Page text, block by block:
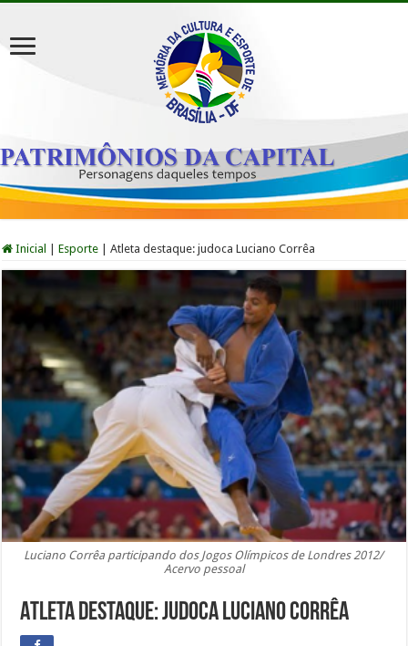
Inicial Esporte Atleta destaque: judoca Luciano Corrêa
Luciano Corrêa participando dos Jogos Olímpicos de Londres 2012/
Acervo pessoal
Atleta destaque: judoca Luciano Corrêa